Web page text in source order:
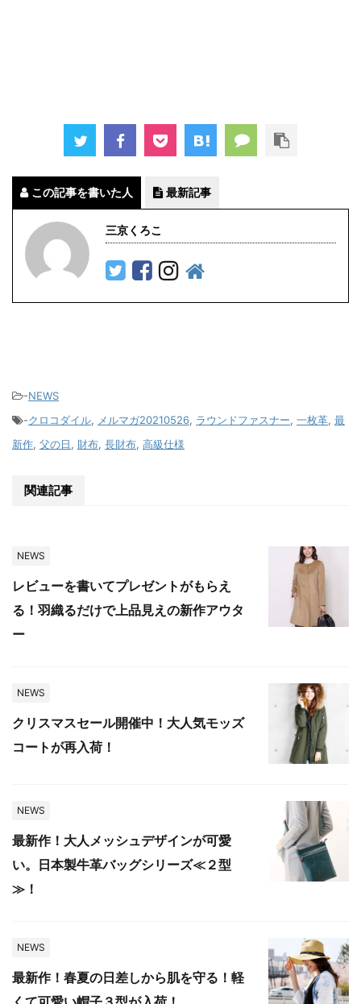
この記事を書いた人 最新記事
三京くろこ
-NEWS
-クロコダイル, メルマガ20210526, ラウンドファスナー, 一枚革, 最
新作, 父の日, 財布, 長財布, 高級仕様
関連記事
NEWS
レビューを書いてプレゼントがもらえ
る！羽織るだけで上品見えの新作アウタ
ー
NEWS
クリスマスセール開催中！大人気モッズ
コートが再入荷！
NEWS
最新作！大人メッシュデザインが可愛
い。日本製牛革バッグシリーズ≪２型
≫！
NEWS
最新作！春夏の日差しから肌を守る！軽